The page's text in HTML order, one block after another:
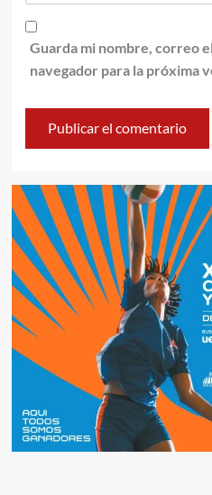
Guarda mi nombre, correo
navegador para la próxima